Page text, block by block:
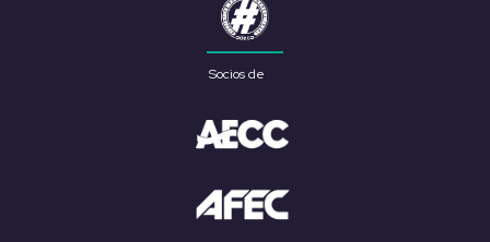
Socios de